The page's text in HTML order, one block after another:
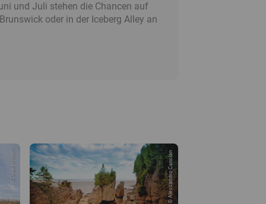
und Juli stehen die Chancen auf
oder in der Iceberg Alley an
© Dale Wilson © Alessandro Cancian